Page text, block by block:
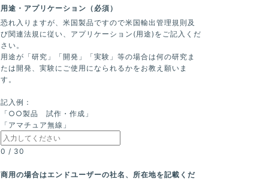
用途・アプリケーション（必須）
恐れ入りますが、米国製品ですので米国輸出管理規則及
び関連法規に従い、アプリケーション(用途)をご記入くだ
さい。
用途が「研究」「開発」「実験」等の場合は何の研究ま
たは開発、実験にご使用になられるかをお教え願いま
す。
記入例：
「○○製品 試作・作成」
「アマチュア無線」
0 / 30
商用の場合はエンドユーザーの社名、所在地を記載くだ